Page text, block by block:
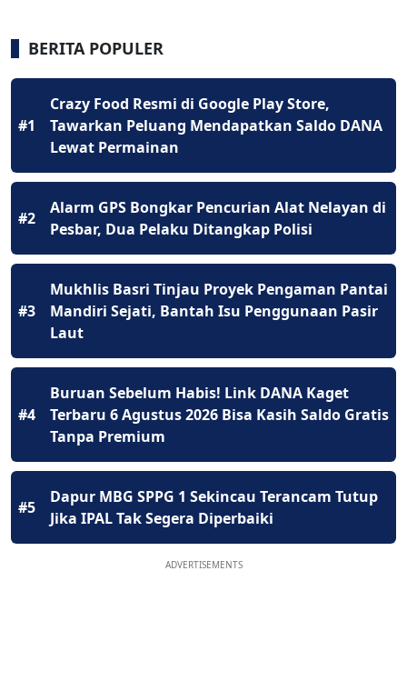
BERITA POPULER
#1
Crazy Food Resmi di Google Play Store,
Tawarkan Peluang Mendapatkan Saldo DANA
Lewat Permainan
#2
Alarm GPS Bongkar Pencurian Alat Nelayan di
Pesbar, Dua Pelaku Ditangkap Polisi
#3
Mukhlis Basri Tinjau Proyek Pengaman Pantai
Mandiri Sejati, Bantah Isu Penggunaan Pasir
Laut
#4
Buruan Sebelum Habis! Link DANA Kaget
Terbaru 6 Agustus 2026 Bisa Kasih Saldo Gratis
Tanpa Premium
#5
Dapur MBG SPPG 1 Sekincau Terancam Tutup
Jika IPAL Tak Segera Diperbaiki
ADVERTISEMENTS